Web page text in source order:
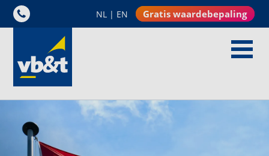
NL | EN Gratis waardebepaling